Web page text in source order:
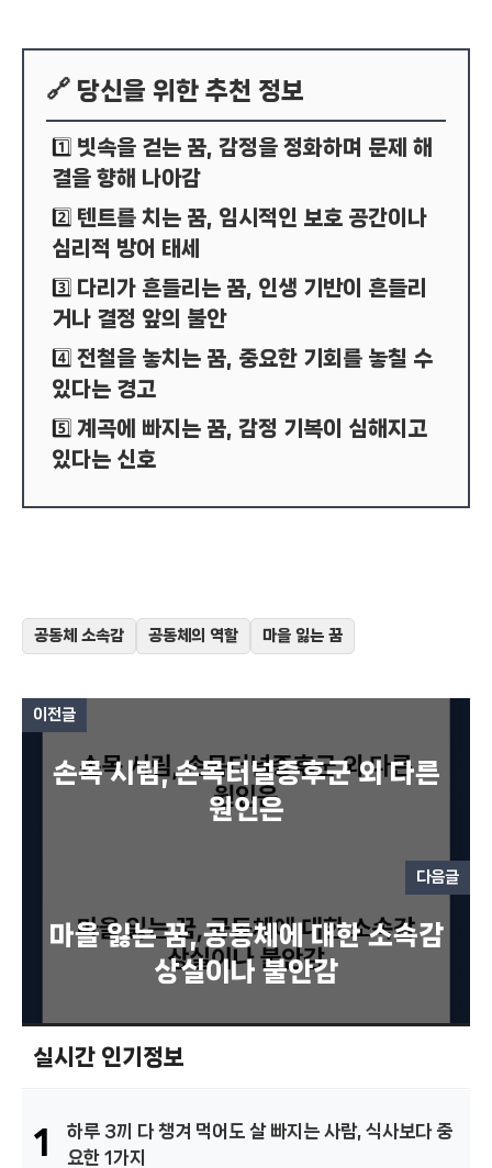
🔗 당신을 위한 추천 정보
1️⃣ 빗속을 걷는 꿈, 감정을 정화하며 문제 해
결을 향해 나아감
2️⃣ 텐트를 치는 꿈, 임시적인 보호 공간이나
심리적 방어 태세
3️⃣ 다리가 흔들리는 꿈, 인생 기반이 흔들리
거나 결정 앞의 불안
4️⃣ 전철을 놓치는 꿈, 중요한 기회를 놓칠 수
있다는 경고
5️⃣ 계곡에 빠지는 꿈, 감정 기복이 심해지고
있다는 신호
공동체 소속감 공동체의 역할 마을 잃는 꿈
이전글
손목 시림, 손목터널증후군 외 다른
원인은
다음글
마을 잃는 꿈, 공동체에 대한 소속감
상실이나 불안감
실시간 인기정보
1
하루 3끼 다 챙겨 먹어도 살 빠지는 사람, 식사보다 중
요한 1가지